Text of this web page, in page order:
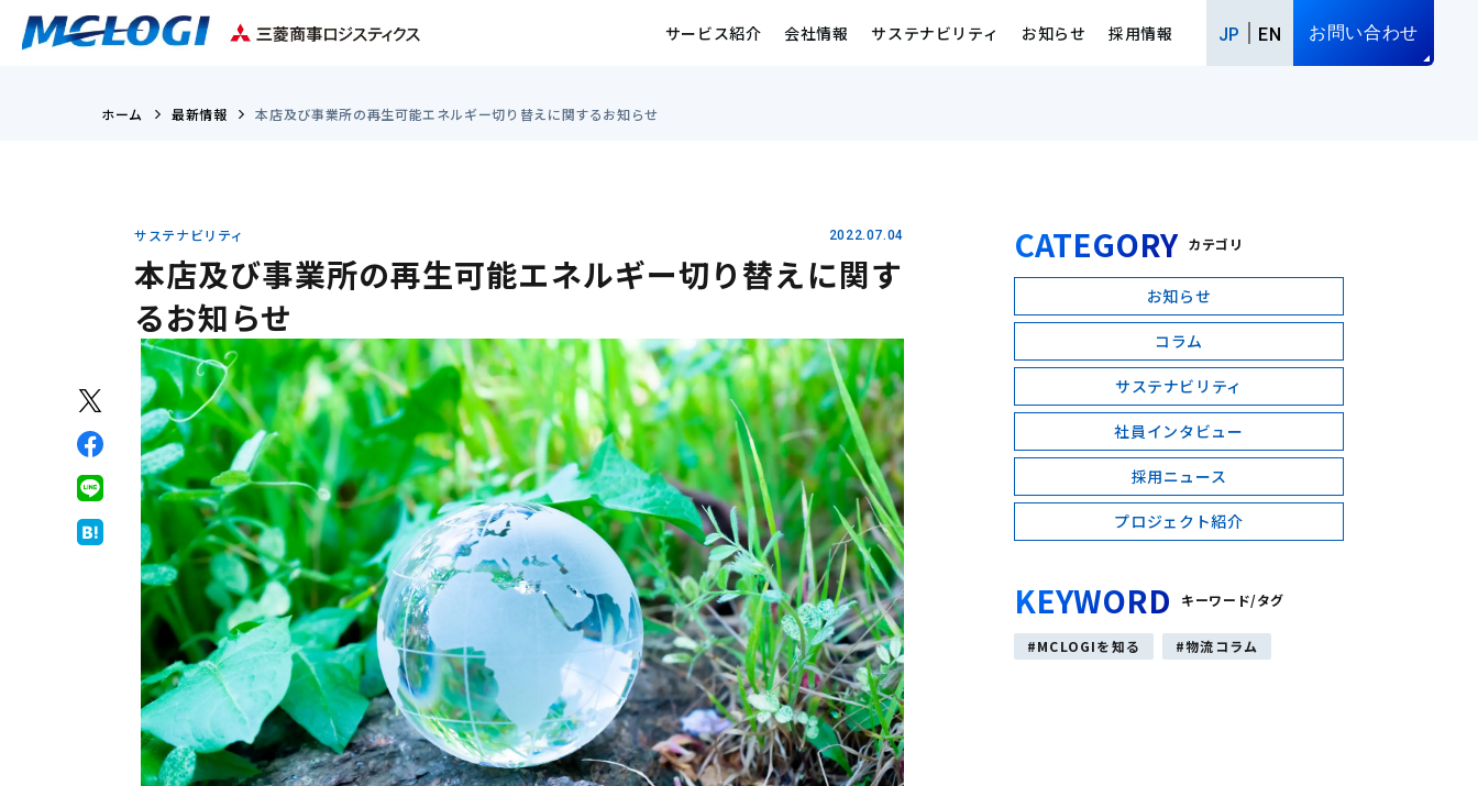
サービス紹介 会社情報 サステナビリティ お知らせ 採用情報 JP EN お問い合わせ
ホーム 最新情報 本店及び事業所の再生可能エネルギー切り替えに関するお知らせ
サステナビリティ 2022.07.04
本店及び事業所の再生可能エネルギー切り替えに関す
るお知らせ
CATEGORY カテゴリ
お知らせ
コラム
サステナビリティ
社員インタビュー
採用ニュース
プロジェクト紹介
KEYWORD キーワード/タグ
MCLOGIを知る 物流コラム